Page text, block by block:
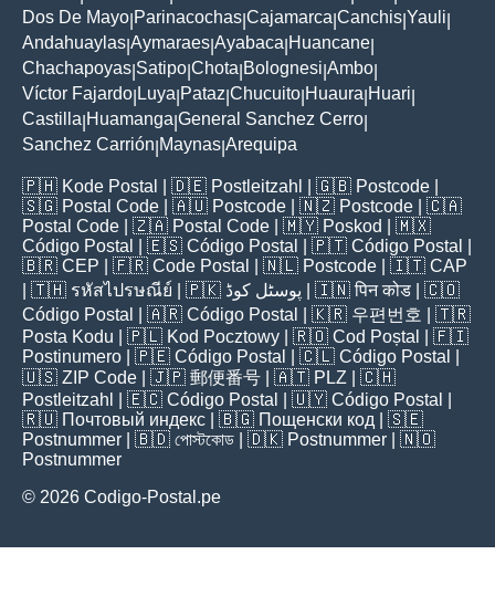
Dos De Mayo Parinacochas Cajamarca Canchis Yauli
Andahuaylas Aymaraes Ayabaca Huancane
Chachapoyas Satipo Chota Bolognesi Ambo
Víctor Fajardo Luya Pataz Chucuito Huaura Huari
Castilla Huamanga General Sanchez Cerro
Sanchez Carrión Maynas Arequipa
🇵🇭 Kode Postal | 🇩🇪 Postleitzahl | 🇬🇧 Postcode
🇸🇬 Postal Code | 🇦🇺 Postcode | 🇳🇿 Postcode | 🇨🇦
Postal Code | 🇿🇦 Postal Code | 🇲🇾 Poskod
| 🇲🇽
Código Postal
| 🇪🇸 Código Postal | 🇵🇹 Código Postal
🇧🇷 CEP | 🇫🇷 Code Postal | 🇳🇱 Postcode | 🇮🇹 CAP
| 🇹🇭 รหัสไปรษณีย์ | 🇵🇰 پوسٹل کوڈ | 🇮🇳पिन कोड | 🇨🇴
Código Postal
| 🇦🇷 Código Postal | 🇰🇷 우편번호
| 🇹🇷
Posta Kodu | 🇵🇱 Kod Pocztowy | 🇷🇴 Cod Poștal
| 🇫🇮
Postinumero | 🇵🇪 Código Postal | 🇨🇱 Código Postal
🇺🇸 ZIP Code | 🇯🇵 郵便番号 | 🇦🇹 PLZ | 🇨🇭
Postleitzahl
| 🇪🇨 Código Postal | 🇺🇾 Código Postal
🇷🇺 Почтовый индекс | 🇧🇬 Пощенски код | 🇸🇪
Postnummer | 🇧🇩 পোস্টকোড | 🇩🇰 Postnummer | 🇳🇴
Postnummer
© 2026 Codigo-Postal.pe